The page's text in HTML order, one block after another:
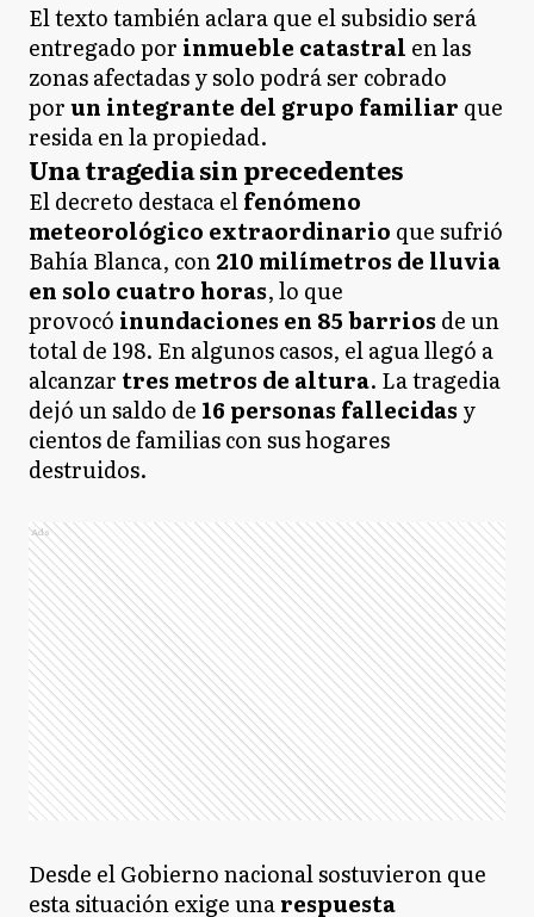
El texto también aclara que el subsidio será
entregado por inmueble catastral en las
zonas afectadas y solo podrá ser cobrado
porun integrante del grupo familiar que
resida en la propiedad.
Una tragedia sin precedentes
El decreto destaca elfenómeno
meteorológico extraordinario que sufrió
Bahía Blanca, con210 milímetros de lluvia
en solo cuatro horas, lo que
provocó inundaciones en 85 barriosde un
total de 198. En algunos casos, el agua llegó a
alcanzar tres metros de altura. La tragedia
dejó un saldo de 16 personas fallecidasy
cientos de familias con sus hogares
destruidos.
Ads
Desde el Gobierno nacional sostuvieron que
esta situación exige unarespuesta